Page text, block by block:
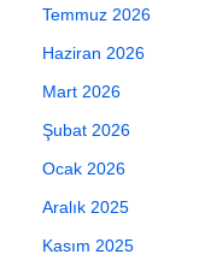
Temmuz 2026
Haziran 2026
Mart 2026
Şubat 2026
Ocak 2026
Aralık 2025
Kasım 2025